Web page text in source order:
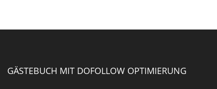
GÄSTEBUCH MIT DOFOLLOW OPTIMIERUNG